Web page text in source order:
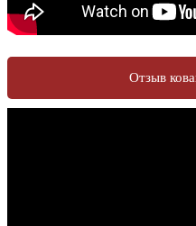
Отзыв